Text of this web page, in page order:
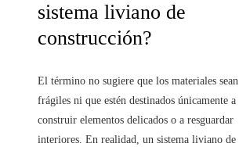
sistema liviano de
construcción?
El término no sugiere que los materiales sean
frágiles ni que estén destinados únicamente a
construir elementos delicados o a resguardar
interiores. En realidad, un sistema liviano de